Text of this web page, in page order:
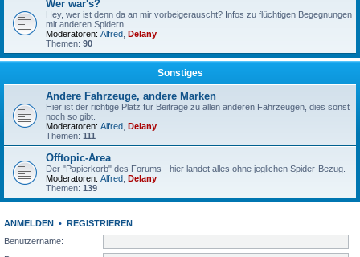
Wer war's?
Hey, wer ist denn da an mir vorbeigerauscht? Infos zu flüchtigen Begegnungen
mit anderen Spidern.
Moderatoren: Alfred Delany
Themen: 90
Sonstiges
Andere Fahrzeuge, andere Marken
Hier ist der richtige Platz für Beiträge zu allen anderen Fahrzeugen, dies sonst
noch so gibt.
Moderatoren: Alfred Delany
Themen: 111
Offtopic-Area
Der "Papierkorb" des Forums - hier landet alles ohne jeglichen Spider-Bezug.
Moderatoren: Alfred Delany
Themen: 139
ANMELDEN • REGISTRIEREN
Benutzername: